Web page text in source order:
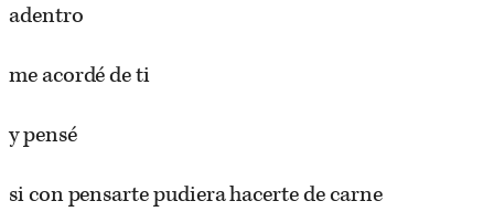
adentro
me acordé de ti
y pensé
si con pensarte pudiera hacerte de carne